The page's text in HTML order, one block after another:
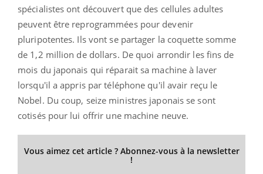
spécialistes ont découvert que des cellules adultes
peuvent être reprogrammées pour devenir
pluripotentes. Ils vont se partager la coquette somme
de 1,2 million de dollars. De quoi arrondir les fins de
mois du japonais qui réparait sa machine à laver
lorsqu'il a appris par téléphone qu'il avair reçu le
Nobel. Du coup, seize ministres japonais se sont
cotisés pour lui offrir une machine neuve.
Vous aimez cet article ? Abonnez-vous à la newsletter
!